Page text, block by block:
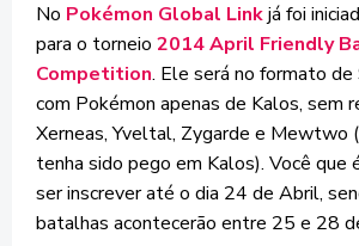
No Pokémon Global Linkjá foi
para o torneio 2014 April Friendly
Competition. Ele será no formato
com Pokémon apenas de Kalos, sem
Xerneas, Yveltal, Zygarde e Mewtwo
tenha sido pego em Kalos). Você que
ser inscrever até o dia 24 de Abril,
batalhas acontecerão entre 25 e 28